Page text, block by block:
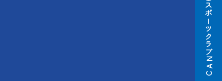
スポーツクラブ
N
A
C